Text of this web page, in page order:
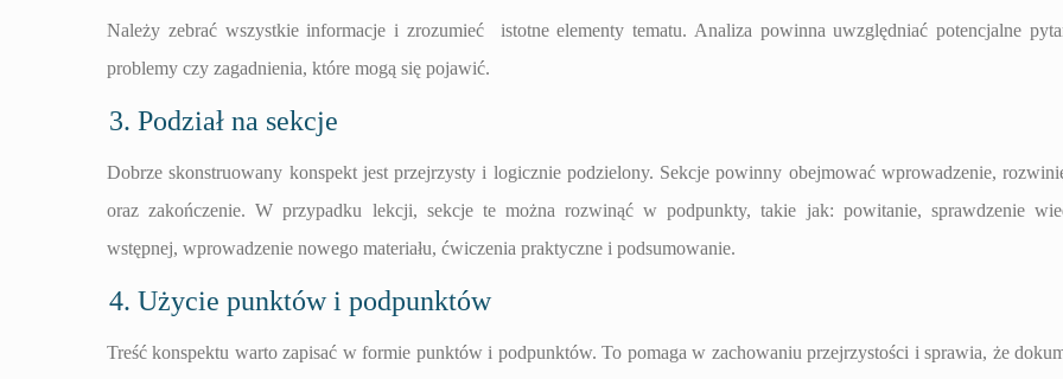
Należy zebrać wszystkie informacje i zrozumieć istotne elementy tematu. Analiza powinna uwzględniać potencjalne
problemy czy zagadnienia, które mogą się pojawić.
3. Podział na sekcje
Dobrze skonstruowany konspekt jest przejrzysty i logicznie podzielony. Sekcje powinny obejmować wprowadzenie,
oraz zakończenie. W przypadku lekcji, sekcje te można rozwinąć w podpunkty, takie jak: powitanie, sprawdzenie
wstępnej, wprowadzenie nowego materiału, ćwiczenia praktyczne i podsumowanie.
4. Użycie punktów i podpunktów
Treść konspektu warto zapisać w formie punktów i podpunktów. To pomaga w zachowaniu przejrzystości i sprawia, że